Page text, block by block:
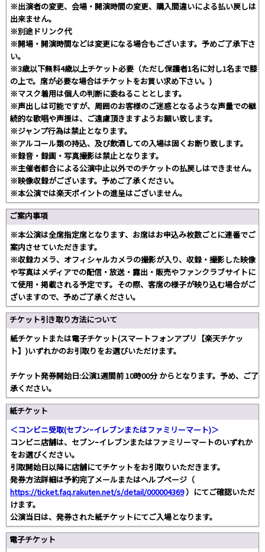
※出演者の変更、会場・開演時間の変更、購入間違いによる払い戻しは
出来ません。
※別途ドリンク代
※開場・開演時間などは変更になる場合もございます。予めご了承下さ
い。
※3歳以下無料4歳以上チケット必要（ただし保護者1名に対し1名まで膝
の上で。席が必要な場合はチケットをお買い求め下さい。)
※マスク着用は個人の判断に委ねることとします。
※声出しは可能ですが、周囲のお客様のご迷惑となるような声量での継
続的な歌唱や声援は、ご遠慮頂きますようお願い致します。
※ジャンプ行為は禁止となります。
※アルコール類の持込、及び飲酒しての入場は固くお断り致します。
※録音・録画・写真撮影は禁止となります。
※主催者都合による公演中止以外でのチケットの払戻しはできません。
※映像収録がございます。予めご了承ください。
※本公演では楽天ポイントの進呈はございません。
ご案内事項
※本公演は全席指定席となります、お席はお申込み枚数ごとに連番でご
案内させていただきます。
※収録カメラ、オフィシャルカメラの撮影が入り、収録・撮影した映像
や写真はメディアでの配信・放送・露出・販売やファンクラブサイトに
て使用・掲載される予定です。その際、客席の様子が映り込む場合がご
ざいますので、予めご了承ください。
チケット引き取り方法について
紙チケットまたは電子チケット(スマートフォンアプリ【楽天チケッ
ト】)いずれかのお引取りをお選びいただけます。
チケット発券開始日:公演1週間前 10時00分 からとなります。予め、ご了
承ください。
紙チケット
＜コンビニ受取(セブンｰイレブンまたはファミリーマート)＞
コンビニ店舗は、セブンｰイレブンまたはファミリーマートのいずれか
をお選びください。
引取開始日以降に店舗にてチケットをお引取りいただきます。
発券方法詳細は予約完了メールまたはヘルプページ（
https://ticket.faq.rakuten.net/s/detail/000004369）にてご確認いただ
けます。
公演当日は、発券された紙チケットにてご入場となります。
電子チケット